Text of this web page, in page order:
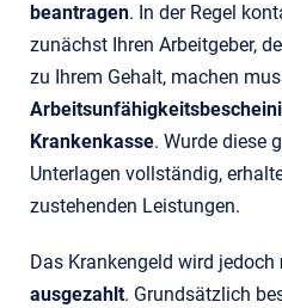
beantragen. In der Regel
zunächst Ihren Arbeitgeber,
zu Ihrem Gehalt, machen
Krankenkasse. Wurde diese
Unterlagen vollständig,
zustehenden Leistungen.
Das Krankengeld wird jedoch
ausgezahlt. Grundsätzlich